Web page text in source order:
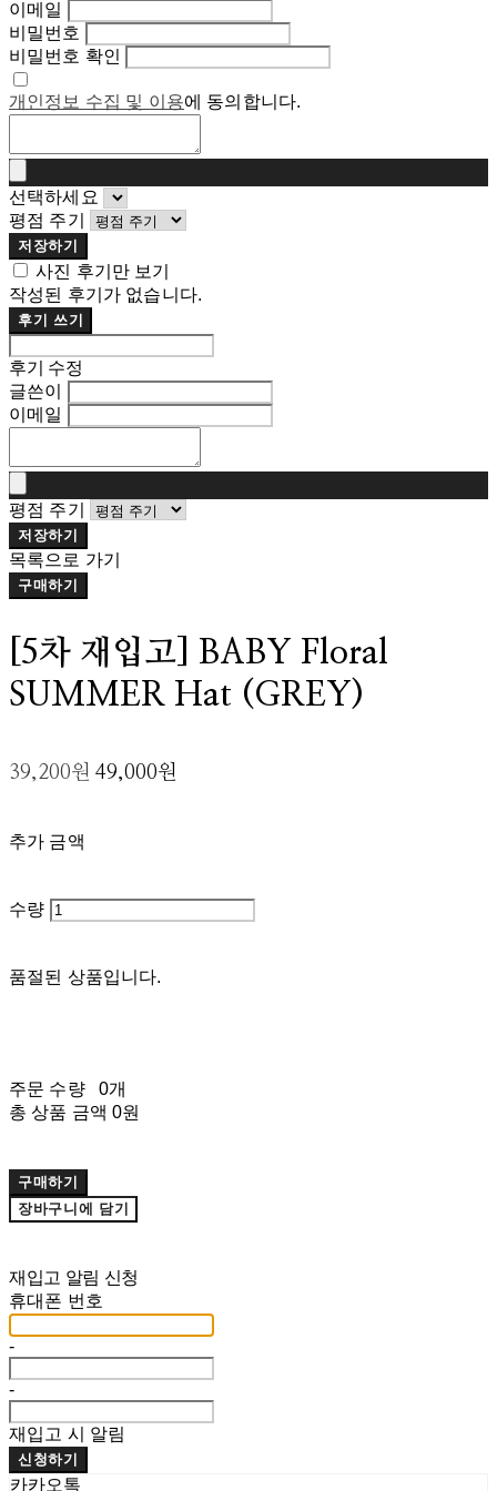
이메일
비밀번호
비밀번호 확인
개인정보 수집 및 이용에 동의합니다.
선택하세요
평점 주기
저장하기
사진 후기만 보기
작성된 후기가 없습니다.
후기 쓰기
후기 수정
글쓴이
이메일
평점 주기
저장하기
목록으로 가기
구매하기
[5차 재입고] BABY Floral
SUMMER Hat (GREY)
39,200원 49,000원
추가 금액
수량
품절된 상품입니다.
주문 수량
0개
총 상품 금액 0원
구매하기
장바구니에 담기
재입고 알림 신청
휴대폰 번호
-
-
재입고 시 알림
신청하기
카카오톡